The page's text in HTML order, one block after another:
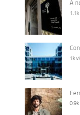
A
1k